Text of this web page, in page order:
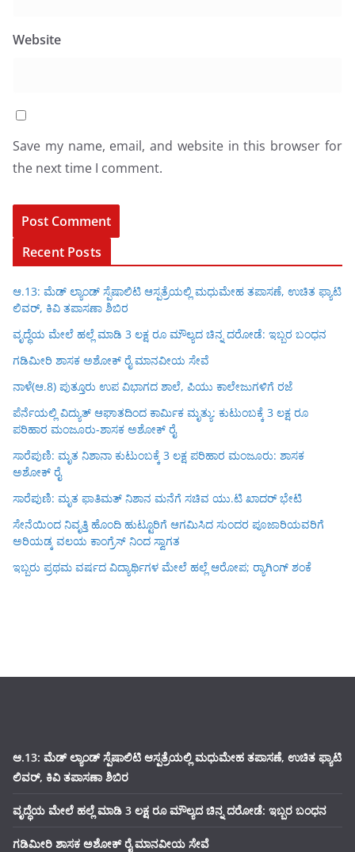
Website
Save my name, email, and website in this browser for
the next time I comment.
Recent Posts
ಆ.13: ಮೆಡ್ ಲ್ಯಾಂಡ್ ಸ್ಪೆಷಾಲಿಟಿ ಆಸ್ಪತ್ರೆಯಲ್ಲಿ ಮಧುಮೇಹ ತಪಾಸಣೆ, ಉಚಿತ ಫ್ಯಾಟಿ
ಲಿವರ್, ಕಿವಿ ತಪಾಸಣಾ ಶಿಬಿರ
ವೃದ್ಧೆಯ ಮೇಲೆ ಹಲ್ಲೆ ಮಾಡಿ 3 ಲಕ್ಷ ರೂ ಮೌಲ್ಯದ ಚಿನ್ನ ದರೋಡೆ: ಇಬ್ಬರ ಬಂಧನ
ಗಡಿಮೀರಿ ಶಾಸಕ ಅಶೋಕ್ ರೈ ಮಾನವೀಯ ಸೇವೆ
ನಾಳೆ(ಆ.8) ಪುತ್ತೂರು ಉಪ ವಿಭಾಗದ ಶಾಲೆ, ಪಿಯು ಕಾಲೇಜುಗಳಿಗೆ ರಜೆ
ಪೆರ್ನೆಯಲ್ಲಿ ವಿದ್ಯುತ್ ಆಘಾತದಿಂದ ಕಾರ್ಮಿಕ ಮೃತ್ಯು: ಕುಟುಂಬಕ್ಕೆ 3 ಲಕ್ಷ ರೂ
ಪರಿಹಾರ ಮಂಜೂರು-ಶಾಸಕ ಅಶೋಕ್ ರೈ
ಸಾರೆಪುಣಿ: ಮೃತ ನಿಶಾನಾ ಕುಟುಂಬಕ್ಕೆ 3 ಲಕ್ಷ ಪರಿಹಾರ ಮಂಜೂರು: ಶಾಸಕ
ಅಶೋಕ್ ರೈ
ಸಾರೆಪುಣಿ: ಮೃತ ಫಾತಿಮತ್ ನಿಶಾನ ಮನೆಗೆ ಸಚಿವ ಯು.ಟಿ ಖಾದರ್ ಭೇಟಿ
ಸೇನೆಯಿಂದ ನಿವೃತ್ತಿ ಹೊಂದಿ ಹುಟ್ಟೂರಿಗೆ ಆಗಮಿಸಿದ ಸುಂದರ ಪೂಜಾರಿಯವರಿಗೆ
ಅರಿಯಡ್ಕ ವಲಯ ಕಾಂಗ್ರೆಸ್ ನಿಂದ ಸ್ವಾಗತ
ಇಬ್ಬರು ಪ್ರಥಮ ವರ್ಷದ ವಿದ್ಯಾರ್ಥಿಗಳ ಮೇಲೆ ಹಲ್ಲೆ ಆರೋಪ; ರ‍್ಯಾಗಿಂಗ್ ಶಂಕೆ
ಆ.13: ಮೆಡ್ ಲ್ಯಾಂಡ್ ಸ್ಪೆಷಾಲಿಟಿ ಆಸ್ಪತ್ರೆಯಲ್ಲಿ ಮಧುಮೇಹ ತಪಾಸಣೆ, ಉಚಿತ ಫ್ಯಾಟಿ
ಲಿವರ್, ಕಿವಿ ತಪಾಸಣಾ ಶಿಬಿರ
ವೃದ್ಧೆಯ ಮೇಲೆ ಹಲ್ಲೆ ಮಾಡಿ 3 ಲಕ್ಷ ರೂ ಮೌಲ್ಯದ ಚಿನ್ನ ದರೋಡೆ: ಇಬ್ಬರ ಬಂಧನ
ಗಡಿಮೀರಿ ಶಾಸಕ ಅಶೋಕ್ ರೈ ಮಾನವೀಯ ಸೇವೆ